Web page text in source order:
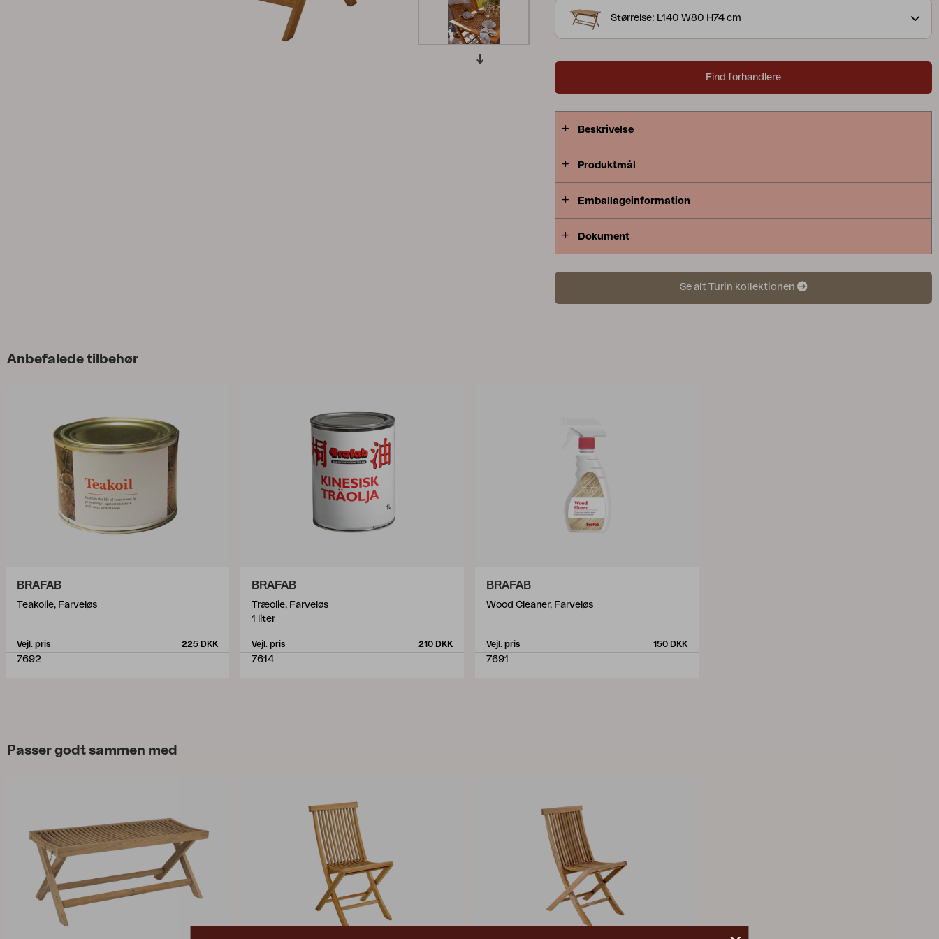
Grower Greens
exempelvis balkonger. Vill du sitta ännu skönare väljer du med
fördel att köpa till en Solo sittdyna.
Størrelse: L140 W80 H74 cm
Find forhandlere
Beskrivelse
Produktmål
Emballageinformation
Dokument
Se alt Turin kollektionen
Anbefalede tilbehør
BRAFAB
Teakolie, Farveløs
Vejl. pris 225 DKK
7692
BRAFAB
Træolie, Farveløs
1 liter
Vejl. pris 210 DKK
7614
BRAFAB
Wood Cleaner, Farveløs
Vejl. pris 150 DKK
7691
Passer godt sammen med